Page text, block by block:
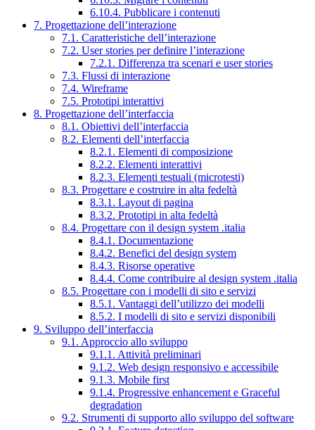
6.10.4. Pubblicare i contenuti
7. Progettazione dell’interazione
7.1. Caratteristiche dell’interazione
7.2. User stories per definire l’interazione
7.2.1. Differenza tra scenari e user stories
7.3. Flussi di interazione
7.4. Wireframe
7.5. Prototipi interattivi
8. Progettazione dell’interfaccia
8.1. Obiettivi dell’interfaccia
8.2. Elementi dell’interfaccia
8.2.1. Elementi di composizione
8.2.2. Elementi interattivi
8.2.3. Elementi testuali (microtesti)
8.3. Progettare e costruire in alta fedeltà
8.3.1. Layout di pagina
8.3.2. Prototipi in alta fedeltà
8.4. Progettare con il design system .italia
8.4.1. Documentazione
8.4.2. Benefici del design system
8.4.3. Risorse operative
8.4.4. Come contribuire al design system .italia
8.5. Progettare con i modelli di sito e servizi
8.5.1. Vantaggi dell’utilizzo dei modelli
8.5.2. I modelli di sito e servizi disponibili
9. Sviluppo dell’interfaccia
9.1. Approccio allo sviluppo
9.1.1. Attività preliminari
9.1.2. Web design responsivo e accessibile
9.1.3. Mobile first
9.1.4. Progressive enhancement e Graceful
degradation
9.2. Strumenti di supporto allo sviluppo del software